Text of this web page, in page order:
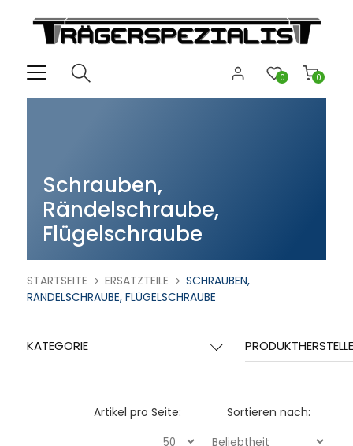
0
0
Schrauben,
Rändelschraube,
Flügelschraube
STARTSEITE ERSATZTEILE
SCHRAUBEN,
RÄNDELSCHRAUBE, FLÜGELSCHRAUBE
KATEGORIE
Sortieren nach:
Artikel pro Seite: